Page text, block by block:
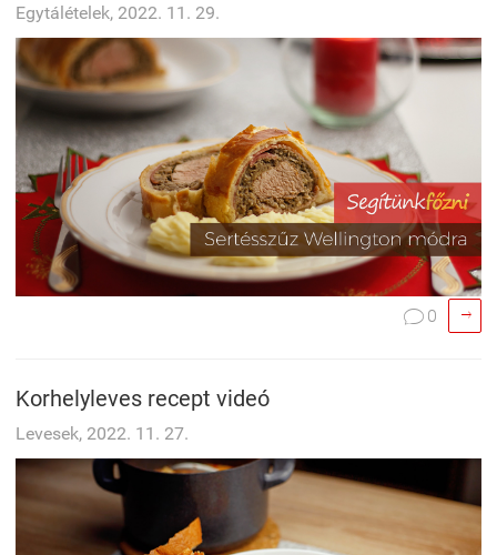
Egytálételek, 2022. 11. 29.
 0 
Korhelyleves recept videó
Levesek, 2022. 11. 27.